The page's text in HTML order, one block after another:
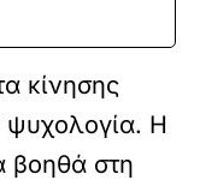
κίνησης
ψυχολογία. Η
βοηθά στη